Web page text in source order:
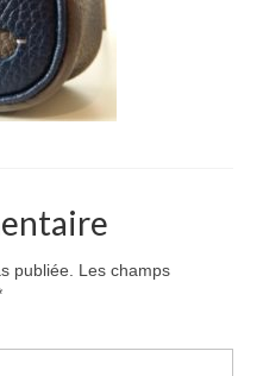
publiée.
Les champs